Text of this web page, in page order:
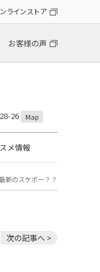
ラインストア
お客様の声
26 Map
メ情報
新のスケボー？？
次の記事へ >